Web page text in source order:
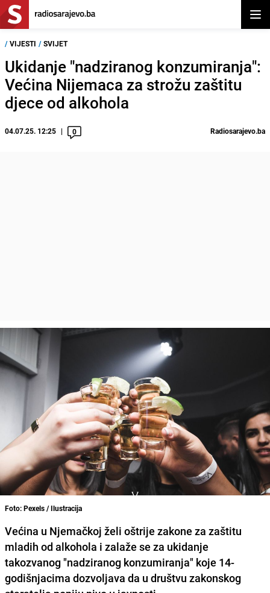
/ VIJESTI / SVIJET
Ukidanje "nadziranog konzumiranja":
Većina Nijemaca za strožu zaštitu
djece od alkohola
04.07.25. 12:25 0 Radiosarajevo.ba
Foto: Pexels / Ilustracija
Većina u Njemačkoj želi oštrije zakone za zaštitu
mladih od alkohola i zalaže se za ukidanje
takozvanog "nadziranog konzumiranja" koje 14-
godišnjacima dozvoljava da u društvu zakonskog